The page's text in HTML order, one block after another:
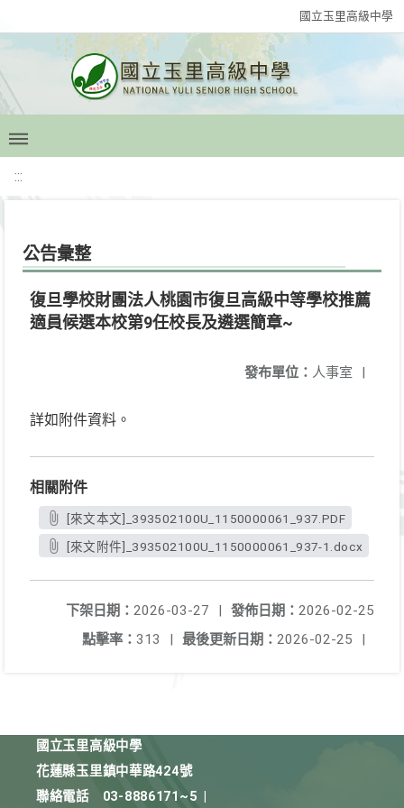
國立玉里高級中學
:::
公告彙整
復旦學校財團法人桃園市復旦高級中等學校推薦
適員候選本校第9任校長及遴選簡章~
發布單位： 人事室 |
詳如附件資料。
相關附件
[來文本文]_393502100U_1150000061_937.PDF
[來文附件]_393502100U_1150000061_937-1.docx
發佈日期： 2026-02-25
下架日期： 2026-03-27
|
最後更新日期： 2026-02-25 |
點擊率： 313 |
國立玉里高級中學
花蓮縣玉里鎮中華路424號
聯絡電話
03-8886171~5